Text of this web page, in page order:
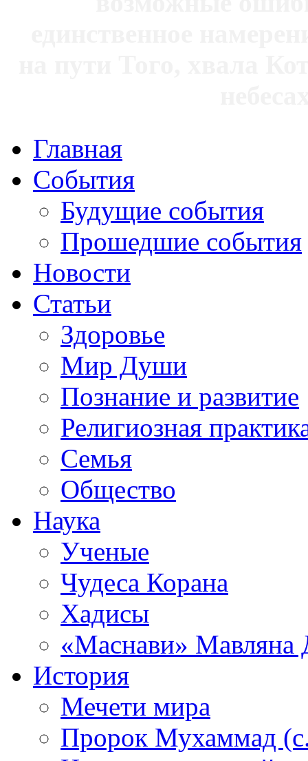
Главная
События
Будущие события
Прошедшие события
Новости
Статьи
Здоровье
Мир Души
Познание и развитие
Религиозная
Семья
Общество
Наука
Ученые
Чудеса Корана
Хадисы
«Маснави» Мавляна
История
Мечети мира
Пророк Мухаммад